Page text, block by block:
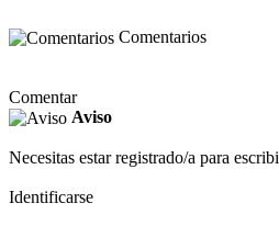
Comentarios
Comentar
Aviso
Necesitas estar registrado/a para
Identificarse